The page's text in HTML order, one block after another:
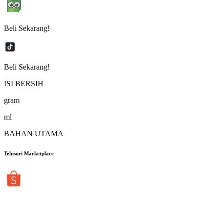
Beli Sekarang!
Beli Sekarang!
ISI BERSIH
gram
ml
BAHAN UTAMA
Telusuri Marketplace